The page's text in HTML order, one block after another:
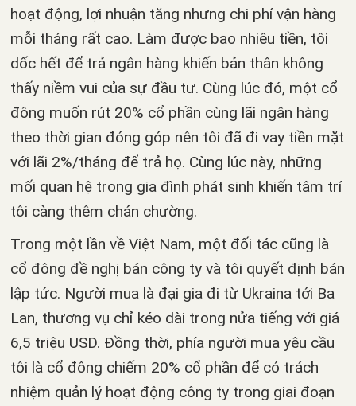
hoạt động, lợi nhuận tăng nhưng chi phí vận hàng
mỗi tháng rất cao. Làm được bao nhiêu tiền, tôi
dốc hết để trả ngân hàng khiến bản thân không
thấy niềm vui của sự đầu tư. Cùng lúc đó, một cổ
đông muốn rút 20% cổ phần cùng lãi ngân hàng
theo thời gian đóng góp nên tôi đã đi vay tiền mặt
với lãi 2%/tháng để trả họ. Cùng lúc này, những
mối quan hệ trong gia đình phát sinh khiến tâm trí
tôi càng thêm chán chường.
Trong một lần về Việt Nam, một đối tác cũng là
cổ đông đề nghị bán công ty và tôi quyết định bán
lập tức. Người mua là đại gia đi từ Ukraina tới Ba
Lan, thương vụ chỉ kéo dài trong nửa tiếng với giá
6,5 triệu USD. Đồng thời, phía người mua yêu cầu
tôi là cổ đông chiếm 20% cổ phần để có trách
nhiệm quản lý hoạt động công ty trong giai đoạn